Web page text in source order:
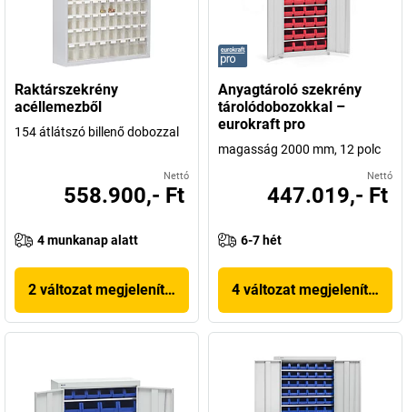
Raktárszekrény
acéllemezből
154 átlátszó billenő dobozzal
Nettó
558.900,- Ft
4 munkanap alatt
2 változat megjelenítése
Anyagtároló szekrény
tárolódobozokkal –
eurokraft pro
magasság 2000 mm, 12 polc
Nettó
447.019,- Ft
6-7 hét
4 változat megjelenítése